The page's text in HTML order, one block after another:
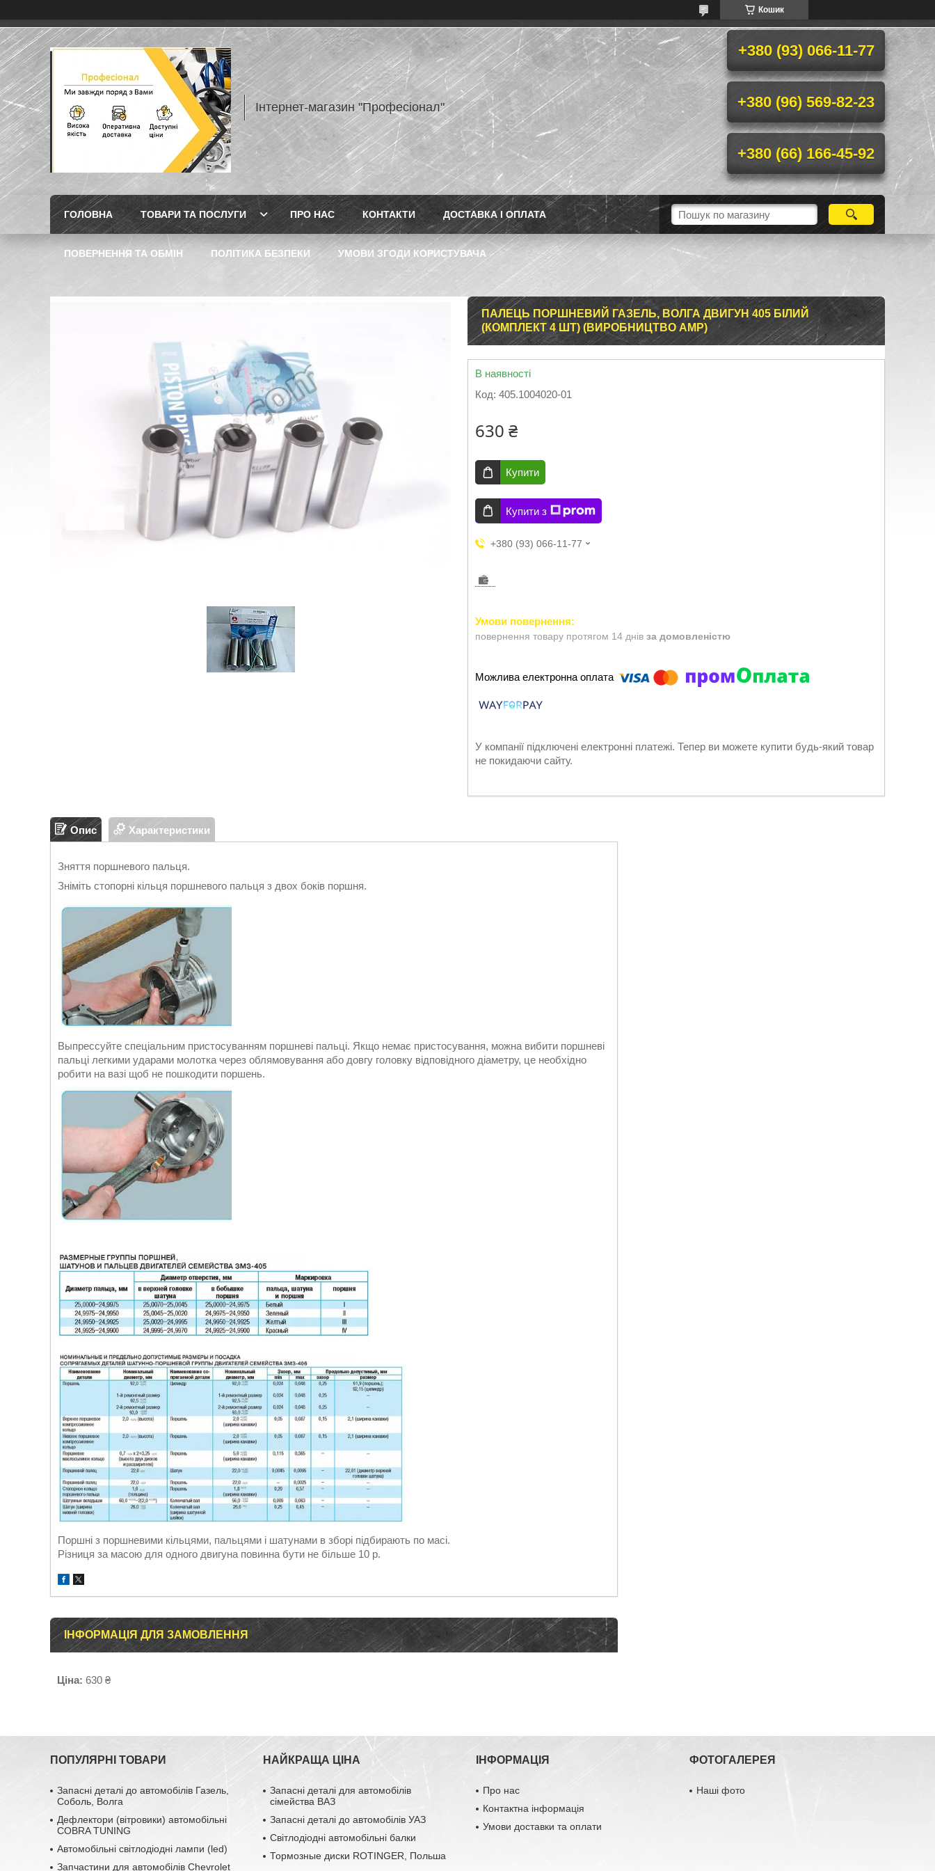
Кошик
Інтернет-магазин "Професіонал"
+380 (93) 066-11-77
+380 (96) 569-82-23
+380 (66) 166-45-92
ГОЛОВНА ТОВАРИ ТА ПОСЛУГИ ПРО НАС КОНТАКТИ ДОСТАВКА І ОПЛАТА
ПОВЕРНЕННЯ ТА ОБМІН ПОЛІТИКА БЕЗПЕКИ УМОВИ ЗГОДИ КОРИСТУВАЧА
ПАЛЕЦЬ ПОРШНЕВИЙ ГАЗЕЛЬ, ВОЛГА ДВИГУН 405 БІЛИЙ
(КОМПЛЕКТ 4 ШТ) (ВИРОБНИЦТВО AMP)
В наявності
Код: 405.1004020-01
630 ₴
Купити
Купити з
+380 (93) 066-11-77
повернення товару протягом 14 днів за домовленістю
У компанії підключені електронні платежі. Тепер ви можете купити будь-який товар
не покидаючи сайту.
Опис Характеристики
Зняття поршневого пальця.
Зніміть стопорні кільця поршневого пальця з двох боків поршня.
Выпрессуйте спеціальним пристосуванням поршневі пальці. Якщо немає пристосування, можна вибити поршневі
пальці легкими ударами молотка через облямовування або довгу головку відповідного діаметру, це необхідно
робити на вазі щоб не пошкодити поршень.
Поршні з поршневими кільцями, пальцями і шатунами в зборі підбирають по масі.
Різниця за масою для одного двигуна повинна бути не більше 10 р.
ІНФОРМАЦІЯ ДЛЯ ЗАМОВЛЕННЯ
Ціна: 630 ₴
ПОПУЛЯРНІ ТОВАРИ
Запасні деталі до автомобілів Газель,
Соболь, Волга
Дефлектори (вітровики) автомобільні
COBRA TUNING
Автомобільні світлодіодні лампи (led)
Запчастини для автомобілів Chevrolet
НАЙКРАЩА ЦІНА
Запасні деталі для автомобілів
сімейства ВАЗ
Запасні деталі до автомобілів УАЗ
Світлодіодні автомобільні балки
Тормозные диски ROTINGER, Польша
ІНФОРМАЦІЯ
Про нас
Контактна інформація
Умови доставки та оплати
ФОТОГАЛЕРЕЯ
Наші фото